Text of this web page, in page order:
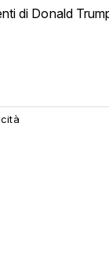
di Donald